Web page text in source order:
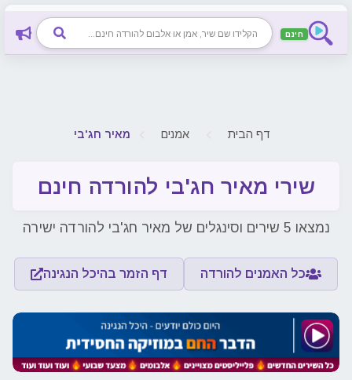
חינם
חיפוש שיר, אמן או אלבום להורדה חינם
דף הבית אמנים מאיר חג'בי
שירי מאיר חג'בי להורדה חינם
נמצאו 5 שירים וסינגלים של מאיר חג'בי להורדה ישירה
כל האמנים להורדה דף הזמר בהיכל הנגינה